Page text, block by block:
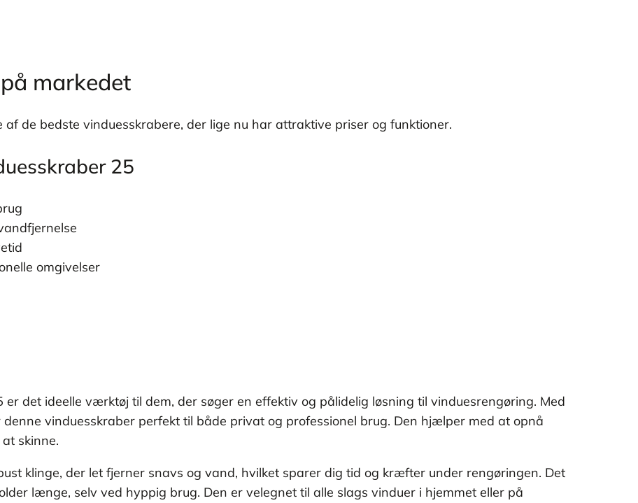
markedet
de bedste vinduesskrabere, der lige nu har attraktive priser og funktioner.
25
omgivelser
er det ideelle værktøj til dem, der søger en effektiv og pålidelig løsning til vinduesrengøring. Med
vinduesskraber perfekt til både privat og professionel brug. Den hjælper med at opnå
skinne.
klinge, der let fjerner snavs og vand, hvilket sparer dig tid og kræfter under rengøringen. Det
længe, selv ved hyppig brug. Den er velegnet til alle slags vinduer i hjemmet eller på